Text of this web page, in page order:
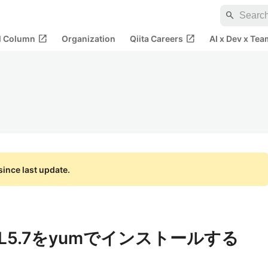
search
Column open_in_new Organization Qiita Careers open_in_new AI x Dev x
last update.
をyumでインストールする